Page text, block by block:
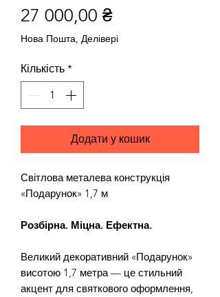
27 000,00 ₴Ціна
Нова Пошта, Делівері
Кількість *
Додати у кошик
Світлова металева конструкція
«Подарунок» 1,7 м
Розбірна. Міцна. Ефектна.
Великий декоративний «Подарунок»
висотою 1,7 метра — це стильний
акцент для святкового оформлення,